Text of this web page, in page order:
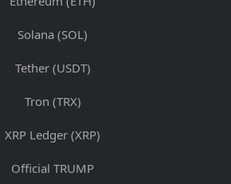
Solana (SOL)
Tether (USDT)
Tron (TRX)
XRP Ledger (XRP)
Official TRUMP